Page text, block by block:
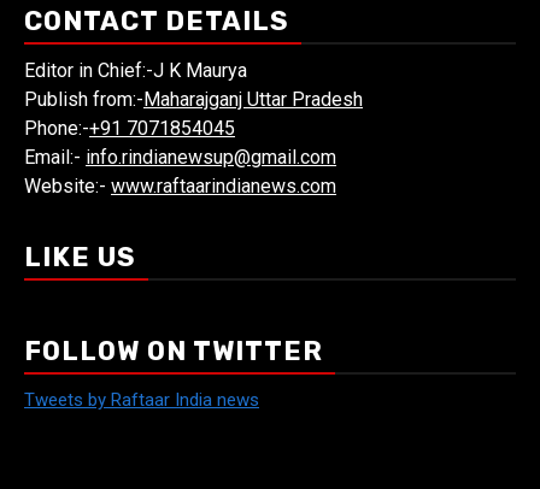
CONTACT DETAILS
Editor in Chief:-J K Maurya
Publish from:-Maharajganj Uttar Pradesh
Phone:-+91 7071854045
Email:- info.rindianewsup@gmail.com
Website:- www.raftaarindianews.com
LIKE US
FOLLOW ON TWITTER
Tweets by Raftaar India news